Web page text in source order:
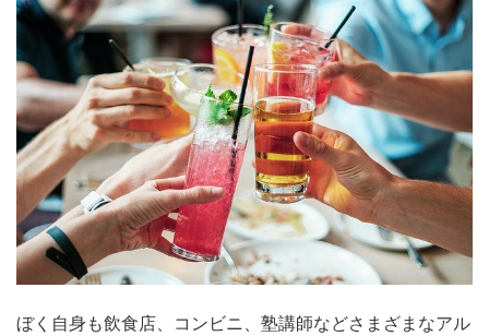
ぼく自身も飲食店、コンビニ、塾講師などさまざまなアル